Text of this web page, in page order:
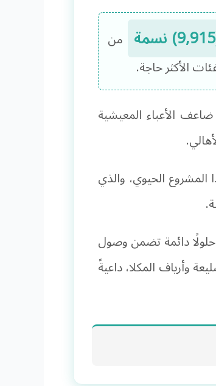
من
الأكثر حاجة.
الأعباء المعيشية
المشروع الحيوي، والذي
حلولًا دائمة تضمن وصول
وأرياف المكلا، داعيةً